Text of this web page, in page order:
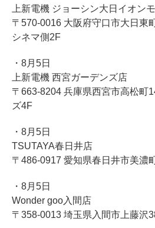
上新電機 ジョーシン大日イオン
〒570-0016 大阪府守口市大日東
シネマ側2F
・8月5日
上新電機 西宮ガーデンズ店
〒663-8204 兵庫県西宮市高松町
ズ4F
・8月5日
TSUTAYA春日井店
〒486-0917 愛知県春日井市美濃
・8月5日
Wonder goo入間店
〒358-0013 埼玉県入間市上藤沢